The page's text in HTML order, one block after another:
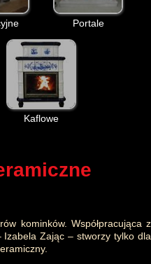
Portale
Kaflowe
kominków. Współpracująca z
Zając – stworzy tylko dla